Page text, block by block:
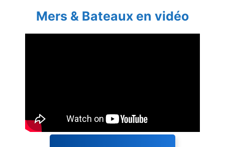
Mers & Bateaux en vidéo